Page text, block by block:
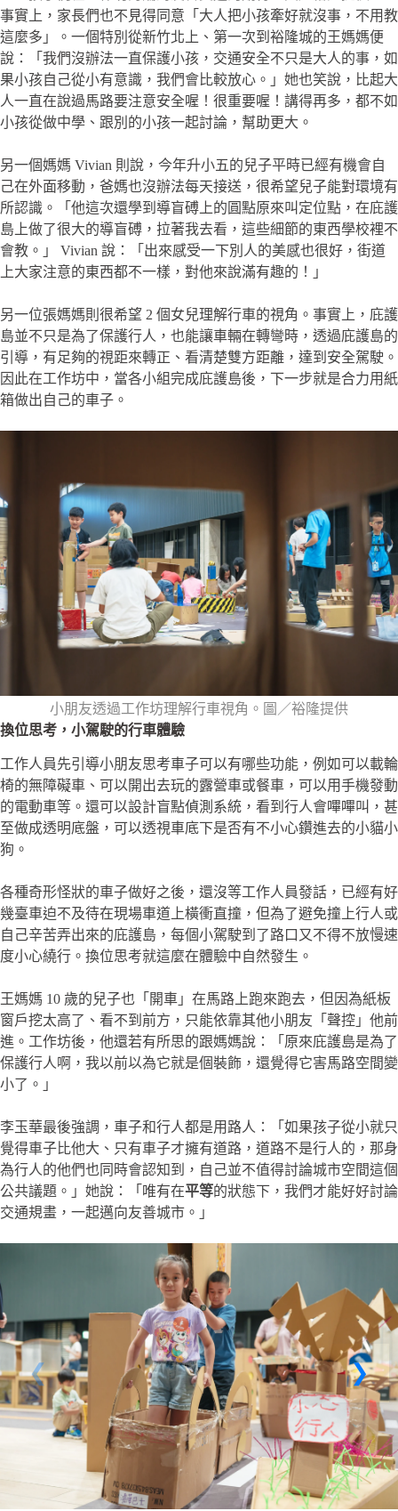
事實上，家長們也不見得同意「大人把小孩牽好就沒事，不用教
這麼多」。一個特別從新竹北上、第一次到裕隆城的王媽媽便
說：「我們沒辦法一直保護小孩，交通安全不只是大人的事，如
果小孩自己從小有意識，我們會比較放心。」她也笑說，比起大
人一直在說過馬路要注意安全喔！很重要喔！講得再多，都不如
小孩從做中學、跟別的小孩一起討論，幫助更大。
另一個媽媽 Vivian 則說，今年升小五的兒子平時已經有機會自
己在外面移動，爸媽也沒辦法每天接送，很希望兒子能對環境有
所認識。「他這次還學到導盲磗上的圓點原來叫定位點，在庇護
島上做了很大的導盲磗，拉著我去看，這些細節的東西學校裡不
會教。」 Vivian 說：「出來感受一下別人的美感也很好，街道
上大家注意的東西都不一樣，對他來說滿有趣的！」
另一位張媽媽則很希望 2 個女兒理解行車的視角。事實上，庇護
島並不只是為了保護行人，也能讓車輛在轉彎時，透過庇護島的
引導，有足夠的視距來轉正、看清楚雙方距離，達到安全駕駛。
因此在工作坊中，當各小組完成庇護島後，下一步就是合力用紙
箱做出自己的車子。
小朋友透過工作坊理解行車視角。圖／裕隆提供
換位思考，小駕駛的行車體驗
工作人員先引導小朋友思考車子可以有哪些功能，例如可以載輪
椅的無障礙車、可以開出去玩的露營車或餐車，可以用手機發動
的電動車等。還可以設計盲點偵測系統，看到行人會嗶嗶叫，甚
至做成透明底盤，可以透視車底下是否有不小心鑽進去的小貓小
狗。
各種奇形怪狀的車子做好之後，還沒等工作人員發話，已經有好
幾臺車迫不及待在現場車道上橫衝直撞，但為了避免撞上行人或
自己辛苦弄出來的庇護島，每個小駕駛到了路口又不得不放慢速
度小心繞行。換位思考就這麼在體驗中自然發生。
王媽媽 10 歲的兒子也「開車」在馬路上跑來跑去，但因為紙板
窗戶挖太高了、看不到前方，只能依靠其他小朋友「聲控」他前
進。工作坊後，他還若有所思的跟媽媽說：「原來庇護島是為了
保護行人啊，我以前以為它就是個裝飾，還覺得它害馬路空間變
小了。」
李玉華最後強調，車子和行人都是用路人：「如果孩子從小就只
覺得車子比他大、只有車子才擁有道路，道路不是行人的，那身
為行人的他們也同時會認知到，自己並不值得討論城市空間這個
公共議題。」她說：「唯有在平等的狀態下，我們才能好好討論
交通規畫，一起邁向友善城市。」